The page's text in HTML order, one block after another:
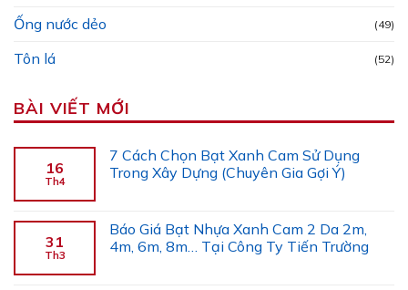
Ống nước dẻo (49)
Tôn lá (52)
BÀI VIẾT MỚI
16
Th4
7 Cách Chọn Bạt Xanh Cam Sử Dụng
Trong Xây Dựng (Chuyên Gia Gợi Ý)
31
Th3
Báo Giá Bạt Nhựa Xanh Cam 2 Da 2m,
4m, 6m, 8m… Tại Công Ty Tiến Trường